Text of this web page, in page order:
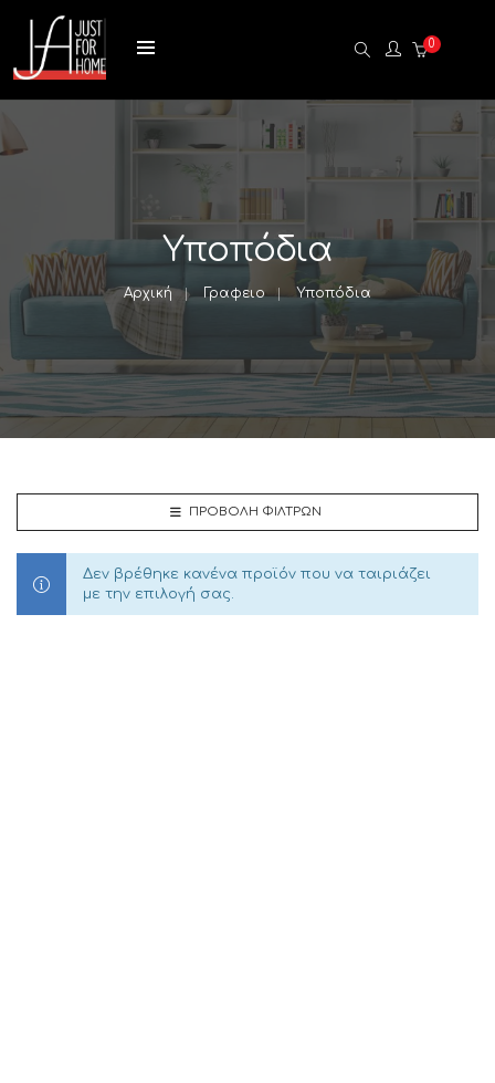
0
Υποπόδια
Αρχική Γραφειο Υποπόδια
ΠΡΟΒΟΛΉ ΦΊΛΤΡΩΝ
Δεν βρέθηκε κανένα προϊόν που να ταιριάζει
με την επιλογή σας.